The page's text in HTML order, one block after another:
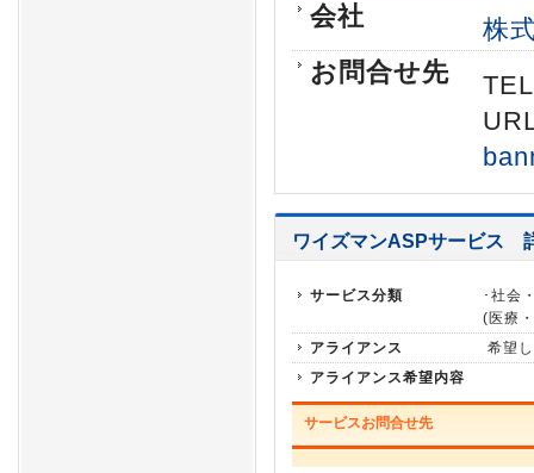
会社
株
お問合せ先
ワイズマンASPサービス
サービス分類
･社会
(医療
アライアンス
希望
アライアンス希望内容
サービスお問合せ先